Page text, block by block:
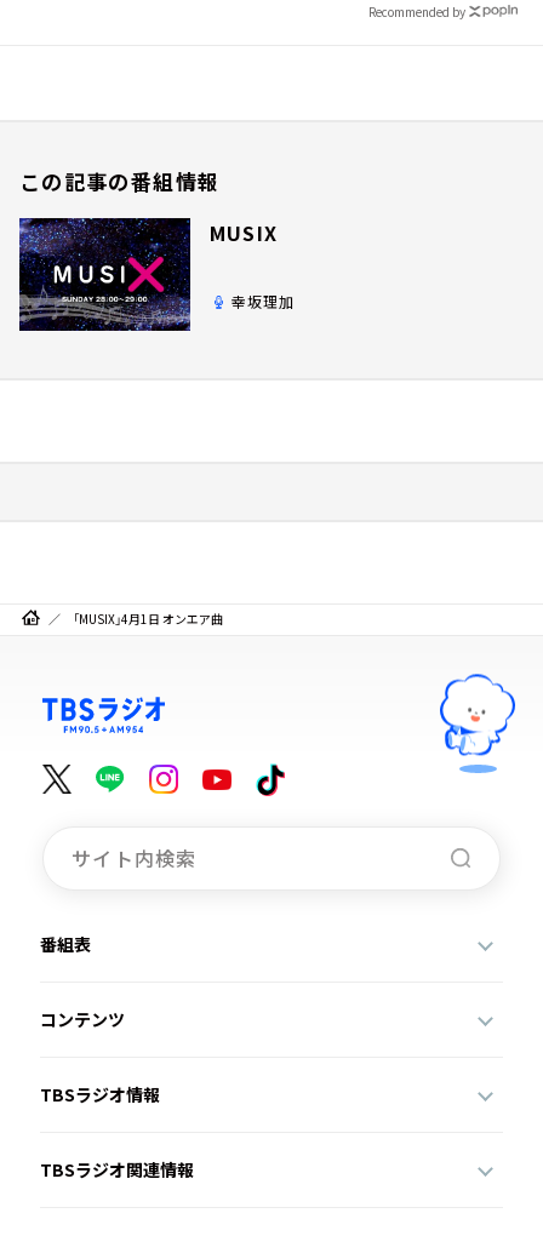
Recommended by
この記事の番組情報
MUSIX
幸坂理加
「MUSIX」4月1日 オンエア曲
番組表
コンテンツ
TBSラジオ情報
TBSラジオ関連情報